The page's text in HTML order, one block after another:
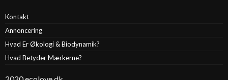
Kontakt
Annoncering
Hvad Er Økologi & Biodynamik?
Hvad Betyder Mærkerne?